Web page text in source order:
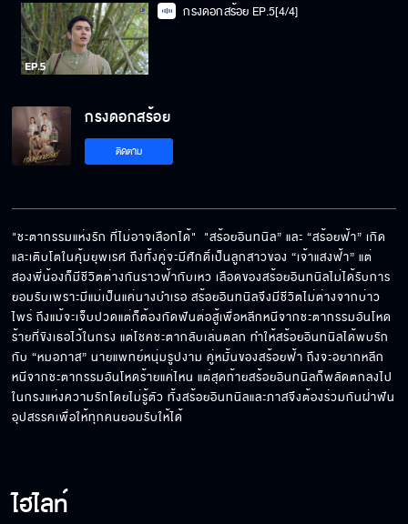
กรงดอกสร้อย EP.5[4/4]
กรงดอกสร้อย
ติดตาม
"ชะตากรรมแห่งรัก ที่ไม่อาจเลือกได้"  "สร้อยอินทนิล” และ “สร้อยฟ้า” เกิด
และเติบโตในคุ้มยุพเรศ ถึงทั้งคู่จะมีศักดิ์เป็นลูกสาวของ “เจ้าแสงฟ้า” แต่
สองพี่น้องก็มีชีวิตต่างกันราวฟ้ากับเหว เลือดของสร้อยอินทนิลไม่ได้รับการ
ยอมรับเพราะมีแม่เป็นแค่นางบำเรอ สร้อยอินทนิลจึงมีชีวิตไม่ต่างจากบ่าว
ไพร่ ถึงแม้จะเจ็บปวดแต่ก็ต้องกัดฟันต่อสู้เพื่อหลีกหนีจากชะตากรรมอันโหด
ร้ายที่ขังเธอไว้ในกรง แต่โชคชะตากลับเล่นตลก ทำให้สร้อยอินทนิลได้พบรัก
กับ “หมอภาส” นายแพทย์หนุ่มรูปงาม คู่หมั้นของสร้อยฟ้า ถึงจะอยากหลีก
หนีจากชะตากรรมอันโหดร้ายแค่ไหน แต่สุดท้ายสร้อยอินทนิลก็พลัดตกลงไป
ในกรงแห่งความรักโดยไม่รู้ตัว ทั้งสร้อยอินทนิลและภาสจึงต้องร่วมกันฝ่าฟัน
อุปสรรคเพื่อให้ทุกคนยอมรับให้ได้
ไฮไลท์